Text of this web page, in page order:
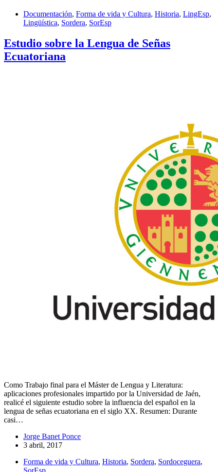
Documentación, Forma de vida y Cultura, Historia, LingEsp,
Lingüística, Sordera, SorEsp
Estudio sobre la Lengua de Señas
Ecuatoriana
Como Trabajo final para el Máster de Lengua y Literatura:
aplicaciones profesionales impartido por la Universidad de Jaén,
realicé el siguiente estudio sobre la influencia del español en la
lengua de señas ecuatoriana en el siglo XX. Resumen: Durante
casi…
Jorge Banet Ponce
3 abril, 2017
Forma de vida y Cultura, Historia, Sordera, Sordoceguera,
SorEsp